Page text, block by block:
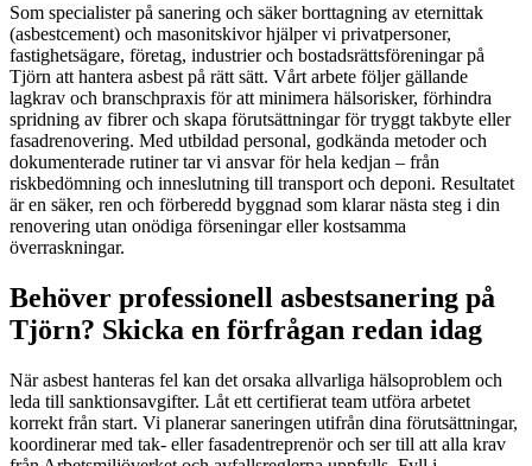
Som specialister på sanering och säker borttagning av eternittak
(asbestcement) och masonitskivor hjälper vi privatpersoner,
fastighetsägare, företag, industrier och bostadsrättsföreningar på
Tjörn att hantera asbest på rätt sätt. Vårt arbete följer gällande
lagkrav och branschpraxis för att minimera hälsorisker, förhindra
spridning av fibrer och skapa förutsättningar för tryggt takbyte eller
fasadrenovering. Med utbildad personal, godkända metoder och
dokumenterade rutiner tar vi ansvar för hela kedjan – från
riskbedömning och inneslutning till transport och deponi. Resultatet
är en säker, ren och förberedd byggnad som klarar nästa steg i din
renovering utan onödiga förseningar eller kostsamma
överraskningar.
Behöver professionell asbestsanering på
Tjörn? Skicka en förfrågan redan idag
När asbest hanteras fel kan det orsaka allvarliga hälsoproblem och
leda till sanktionsavgifter. Låt ett certifierat team utföra arbetet
korrekt från start. Vi planerar saneringen utifrån dina förutsättningar,
koordinerar med tak- eller fasadentreprenör och ser till att alla krav